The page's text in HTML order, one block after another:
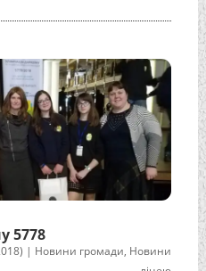
5778
| Новини громади, Новини